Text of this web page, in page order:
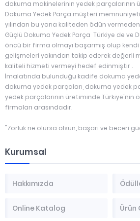
dokuma makinelerinin yedek parçalarının
Dokuma Yedek Parça müşteri
yılından bu yana kaliteden ödün
Güçlü Dokuma Yedek Parça Türkiye de ve
öncü bir firma olmayı başarmış olup
gelişmeleri yakından takip ederek değerli
kaliteli hizmeti vermeyi hedef edinmiştir .
İmalatında bulunduğu kadife dokuma
dokuma yedek parçaları, dokuma yedek
yedek parçalarının üretiminde Türkiye'nin
firmaları arasındadır.
"Zorluk ne olursa olsun, başarı ve beceri
Kurumsal
Hakkımızda
Online Katalog Ürün